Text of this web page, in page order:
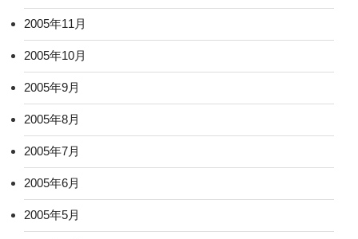
2005年11月
2005年10月
2005年9月
2005年8月
2005年7月
2005年6月
2005年5月